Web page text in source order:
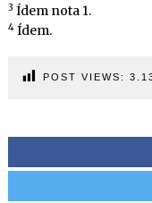
3 Ídem nota 1.
4Ídem.
POST VIEWS: